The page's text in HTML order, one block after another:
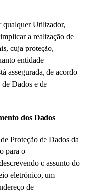
qualquer Utilizador,
a realização de
cuja proteção,
entidade
assegurada, de acordo
de Dados e de
dos Dados
Proteção de Dados da
para o
o assunto do
eletrónico, um
de